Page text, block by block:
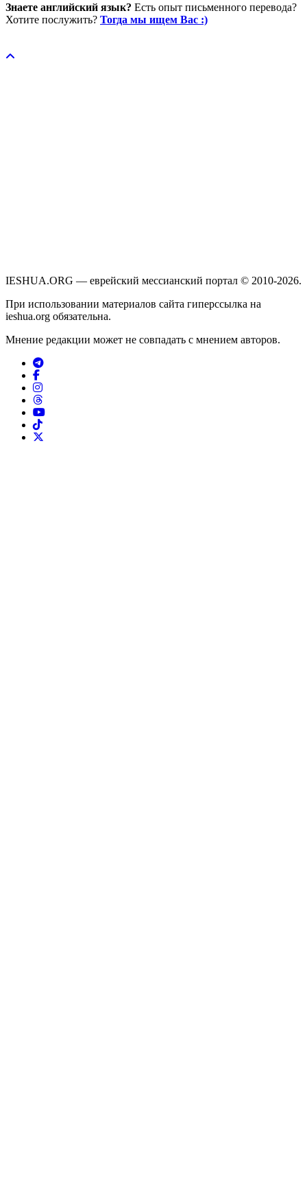
Знаете английский язык? Есть опыт письменного перевода?
Хотите послужить? Тогда мы ищем Вас :)
IESHUA.ORG — еврейский мессианский портал © 2010-2026.
При использовании материалов сайта гиперссылка на
ieshua.org обязательна.
Мнение редакции может не совпадать с мнением авторов.